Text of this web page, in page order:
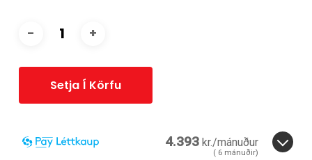
Setja Í Körfu
4.393 kr./mánuður
( 6 mánuðir)